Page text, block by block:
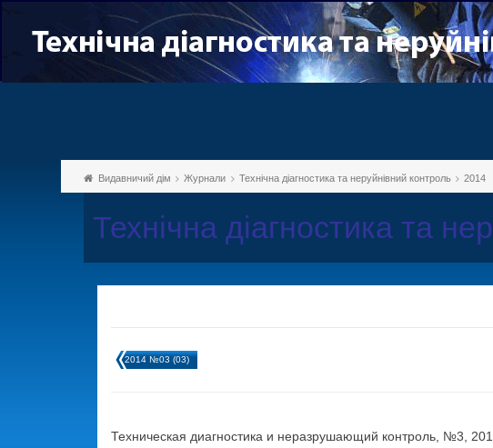
Видавничий дім Журнали Технічна діагностика та неруйнівний контроль 2014
Технічна діагностика та
2014 №03 (03)
Техническая диагностика и неразрушающий контроль, №3,